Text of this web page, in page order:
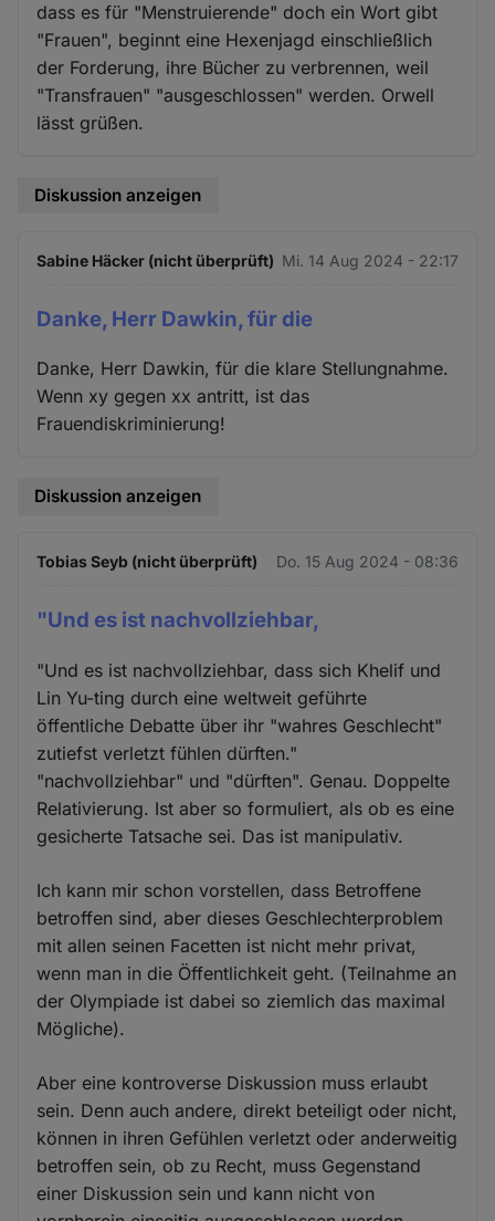
dass es für "Menstruierende" doch ein Wort gibt
"Frauen", beginnt eine Hexenjagd einschließlich
der Forderung, ihre Bücher zu verbrennen, weil
"Transfrauen" "ausgeschlossen" werden. Orwell
lässt grüßen.
Diskussion anzeigen
Sabine Häcker (nicht überprüft) Mi. 14 Aug 2024 - 22:17
Danke, Herr Dawkin, für die
Danke, Herr Dawkin, für die klare Stellungnahme.
Wenn xy gegen xx antritt, ist das
Frauendiskriminierung!
Diskussion anzeigen
Tobias Seyb (nicht überprüft) Do. 15 Aug 2024 - 08:36
"Und es ist nachvollziehbar,
"Und es ist nachvollziehbar, dass sich Khelif und
Lin Yu-ting durch eine weltweit geführte
öffentliche Debatte über ihr "wahres Geschlecht"
zutiefst verletzt fühlen dürften."
"nachvollziehbar" und "dürften". Genau. Doppelte
Relativierung. Ist aber so formuliert, als ob es eine
gesicherte Tatsache sei. Das ist manipulativ.
Ich kann mir schon vorstellen, dass Betroffene
betroffen sind, aber dieses Geschlechterproblem
mit allen seinen Facetten ist nicht mehr privat,
wenn man in die Öffentlichkeit geht. (Teilnahme an
der Olympiade ist dabei so ziemlich das maximal
Mögliche).
Aber eine kontroverse Diskussion muss erlaubt
sein. Denn auch andere, direkt beteiligt oder nicht,
können in ihren Gefühlen verletzt oder anderweitig
betroffen sein, ob zu Recht, muss Gegenstand
einer Diskussion sein und kann nicht von